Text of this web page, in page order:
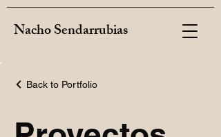
Nacho Sendarrubias
Back to Portfolio